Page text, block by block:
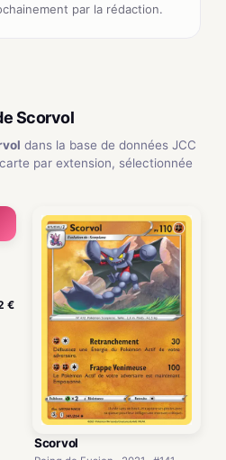
par la rédaction.
Scorvol
dans la base de données JCC
par extension, sélectionnée
€
Scorvol